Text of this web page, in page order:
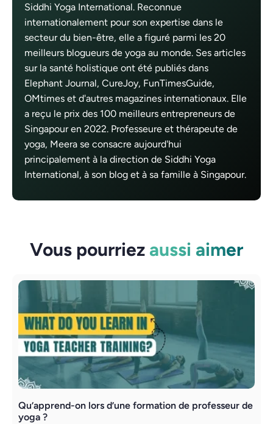
Siddhi Yoga International. Reconnue
internationalement pour son expertise dans le
secteur du bien-être, elle a figuré parmi les 20
meilleurs blogueurs de yoga au monde. Ses articles
sur la santé holistique ont été publiés dans
Elephant Journal, CureJoy, FunTimesGuide,
OMtimes et d'autres magazines internationaux. Elle
a reçu le prix des 100 meilleurs entrepreneurs de
Singapour en 2022. Professeure et thérapeute de
yoga, Meera se consacre aujourd'hui
principalement à la direction de Siddhi Yoga
International, à son blog et à sa famille à Singapour.
Vous pourriez aussi aimer
Qu’apprend-on lors d’une formation de professeur de
yoga ?